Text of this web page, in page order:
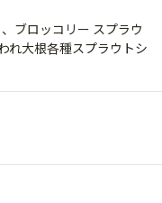
ブロッコリー スプラウ
れ大根各種スプラウトシ